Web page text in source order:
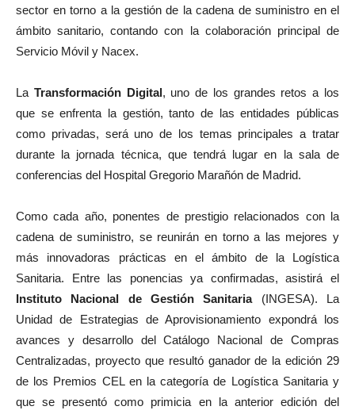
sector en torno a la gestión de la cadena de suministro en el
ámbito sanitario, contando con la colaboración principal de
Servicio Móvil y Nacex.
La Transformación Digital, uno de los grandes retos a los
que se enfrenta la gestión, tanto de las entidades públicas
como privadas, será uno de los temas principales a tratar
durante la jornada técnica, que tendrá lugar en la sala de
conferencias del Hospital Gregorio Marañón de Madrid.
Como cada año, ponentes de prestigio relacionados con la
cadena de suministro, se reunirán en torno a las mejores y
más innovadoras prácticas en el ámbito de la Logística
Sanitaria. Entre las ponencias ya confirmadas, asistirá el
Instituto Nacional de Gestión Sanitaria(INGESA). La
Unidad de Estrategias de Aprovisionamiento expondrá los
avances y desarrollo del Catálogo Nacional de Compras
Centralizadas, proyecto que resultó ganador de la edición 29
de los Premios CEL en la categoría de Logística Sanitaria y
que se presentó como primicia en la anterior edición del